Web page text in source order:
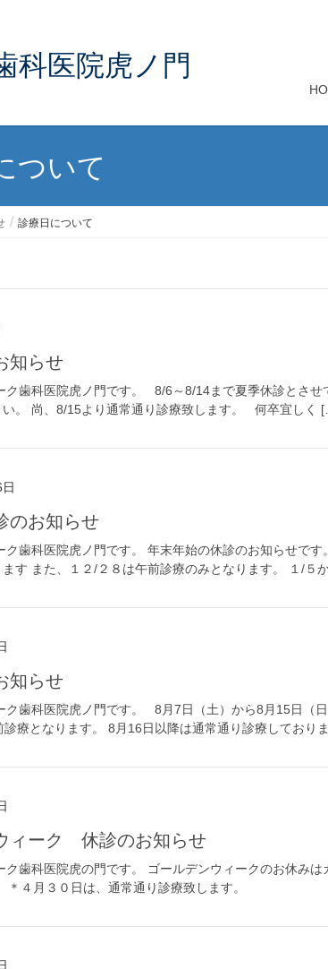
科医院虎ノ門
ついて
診療日について
知らせ
ク歯科医院虎ノ門です。 8/6～8/14まで夏季休診とさ
い。 尚、8/15より通常通り診療致します。 何卒宜しく
のお知らせ
ク歯科医院虎ノ門です。 年末年始の休診のお知らせ
す また、１２/２８は午前診療のみとなります。 １/５
知らせ
ク歯科医院虎ノ門です。 8月7日（土）から8月15日（
診療となります。 8月16日以降は通常通り診療しており
ィーク 休診のお知らせ
ク歯科医院虎の門です。 ゴールデンウィークのお休み
＊４月３０日は、通常通り診療致します。